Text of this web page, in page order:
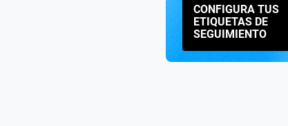
CONFIGURA TUS
ETIQUETAS DE
SEGUIMIENTO